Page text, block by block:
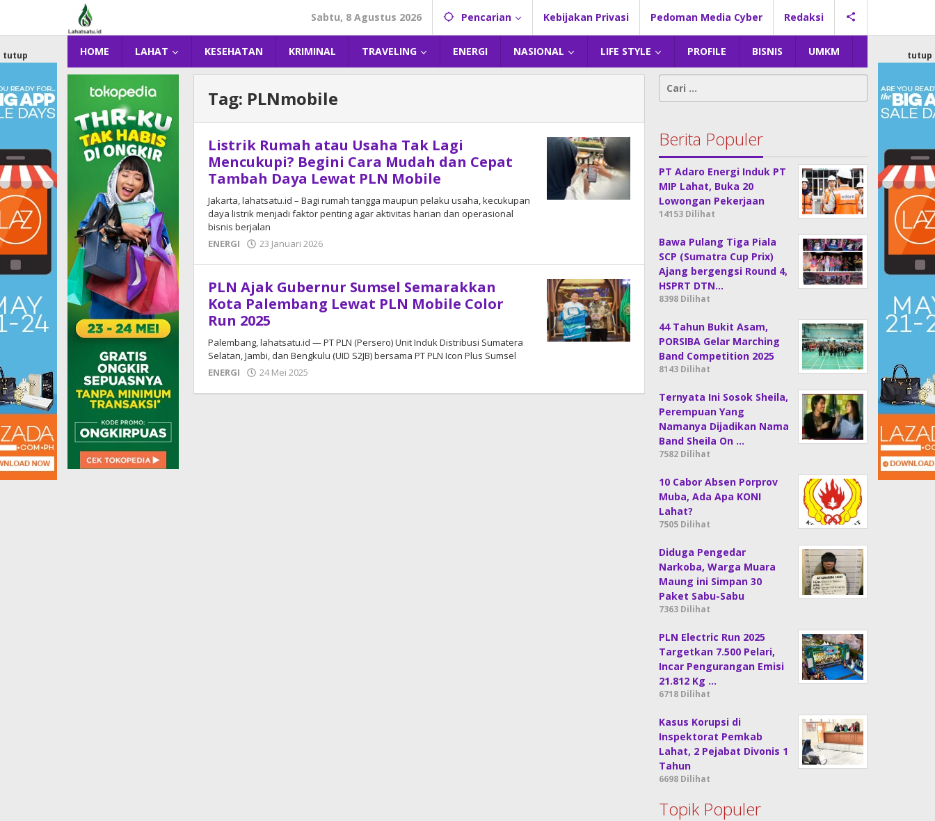
konten
Sabtu, 8 Agustus 2026 Pencarian Kebijakan Privasi Pedoman Media Cyber Redaksi
HOME LAHAT KESEHATAN KRIMINAL TRAVELING ENERGI NASIONAL LIFE STYLE PROFILE BISNIS UMKM
tutup tutup
Tag: PLNmobile
Listrik Rumah atau Usaha Tak Lagi
Mencukupi? Begini Cara Mudah dan Cepat
Tambah Daya Lewat PLN Mobile
Jakarta, lahatsatu.id – Bagi rumah tangga maupun pelaku usaha, kecukupan
daya listrik menjadi faktor penting agar aktivitas harian dan operasional
bisnis berjalan
ENERGI
23 Januari 2026
PLN Ajak Gubernur Sumsel Semarakkan
Kota Palembang Lewat PLN Mobile Color
Run 2025
Palembang, lahatsatu.id — PT PLN (Persero) Unit Induk Distribusi Sumatera
Selatan, Jambi, dan Bengkulu (UID S2JB) bersama PT PLN Icon Plus Sumsel
ENERGI
24 Mei 2025
Cari
untuk:
Berita Populer
PT Adaro Energi Induk PT
MIP Lahat, Buka 20
Lowongan Pekerjaan
14153 Dilihat
Bawa Pulang Tiga Piala
SCP (Sumatra Cup Prix)
Ajang bergengsi Round 4,
HSPRT DTN…
8398 Dilihat
44 Tahun Bukit Asam,
PORSIBA Gelar Marching
Band Competition 2025
8143 Dilihat
Ternyata Ini Sosok Sheila,
Perempuan Yang
Namanya Dijadikan Nama
Band Sheila On …
7582 Dilihat
10 Cabor Absen Porprov
Muba, Ada Apa KONI
Lahat?
7505 Dilihat
Diduga Pengedar
Narkoba, Warga Muara
Maung ini Simpan 30
Paket Sabu-Sabu
7363 Dilihat
PLN Electric Run 2025
Targetkan 7.500 Pelari,
Incar Pengurangan Emisi
21.812 Kg …
6718 Dilihat
Kasus Korupsi di
Inspektorat Pemkab
Lahat, 2 Pejabat Divonis 1
Tahun
6698 Dilihat
Topik Populer